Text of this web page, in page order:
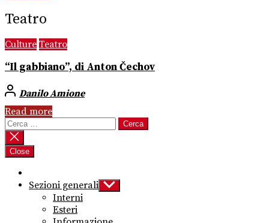
Teatro
Culture Teatro
“Il gabbiano”, di Anton Čechov
Danilo Amione
Read more
Ricerca
per:
Close
Sezioni generali Show
sub
Interni
Esteri